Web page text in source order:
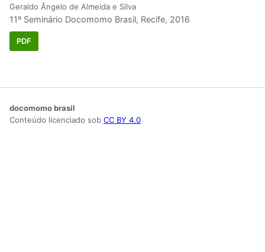
Geraldo Ângelo de Almeida e Silva
11º Seminário Docomomo Brasil, Recife, 2016
PDF
docomomo brasil
Conteúdo licenciado sob CC BY 4.0